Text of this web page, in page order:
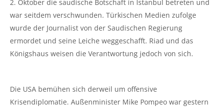
2. Oktober die saudische Botschaft in Istanbul betreten und
war seitdem verschwunden. Türkischen Medien zufolge
wurde der Journalist von der Saudischen Regierung
ermordet und seine Leiche weggeschafft. Riad und das
Königshaus weisen die Verantwortung jedoch von sich.
Die USA bemühen sich derweil um offensive
Krisendiplomatie. Außenminister Mike Pompeo war gestern